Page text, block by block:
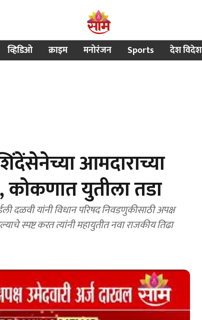
व्हिडिओ क्राइम मनोरंजन Sports देश विदेश
आमदाराच्या
कोकणात युतीला तडा
दळवी यांनी विधान परिषद निवडणुकीसाठी अपक्ष
स्पष्ट करत त्यांनी महायुतीत नवा राजकीय तिढा